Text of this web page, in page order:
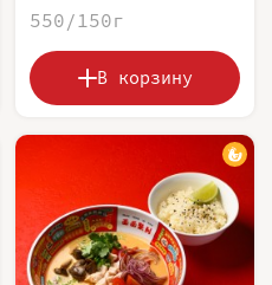
550/150г
В корзину